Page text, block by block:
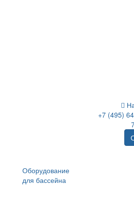
+7 (495)
Оборудование
для бассейна